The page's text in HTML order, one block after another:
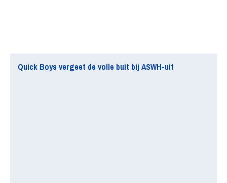
Quick Boys vergeet de volle buit bij ASWH-uit